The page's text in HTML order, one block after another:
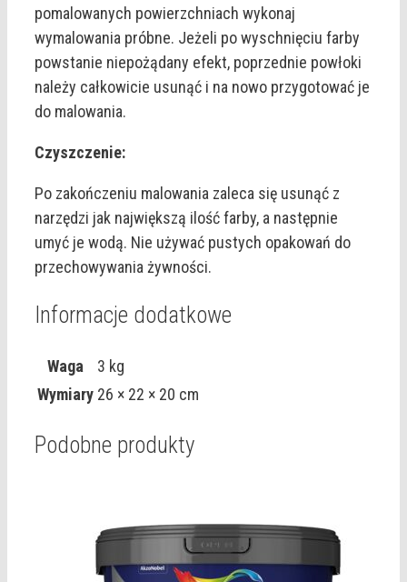
pomalowanych powierzchniach wykonaj
wymalowania próbne. Jeżeli po wyschnięciu farby
powstanie niepożądany efekt, poprzednie powłoki
należy całkowicie usunąć i na nowo przygotować je
do malowania.
Czyszczenie:
Po zakończeniu malowania zaleca się usunąć z
narzędzi jak największą ilość farby, a następnie
umyć je wodą. Nie używać pustych opakowań do
przechowywania żywności.
Informacje dodatkowe
Waga
3 kg
Wymiary 26 × 22 × 20 cm
Podobne produkty